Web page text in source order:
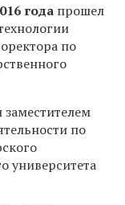
года прошел
по
заместителем
по
университета